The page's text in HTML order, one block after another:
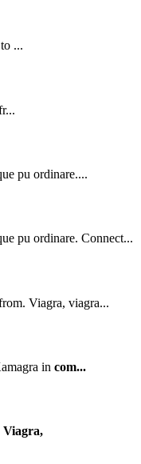
...
pu ordinare....
pu ordinare. Connect...
Viagra, viagra...
in com...
Viagra,